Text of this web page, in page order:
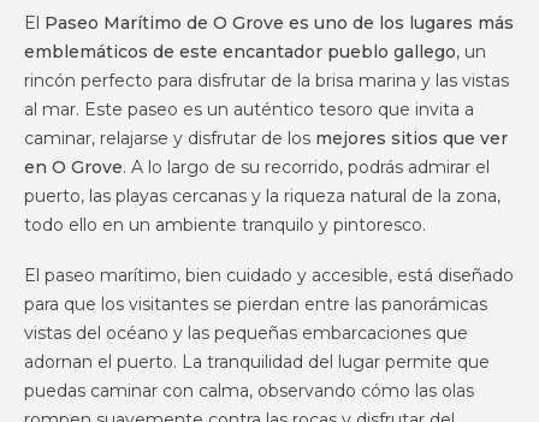
El Paseo Marítimo de O Grove es uno de los lugares más
emblemáticos de este encantador pueblo gallego, un
rincón perfecto para disfrutar de la brisa marina y las vistas
al mar. Este paseo es un auténtico tesoro que invita a
caminar, relajarse y disfrutar de los mejores sitios que ver
en O Grove. A lo largo de su recorrido, podrás admirar el
puerto, las playas cercanas y la riqueza natural de la zona,
todo ello en un ambiente tranquilo y pintoresco.
El paseo marítimo, bien cuidado y accesible, está diseñado
para que los visitantes se pierdan entre las panorámicas
vistas del océano y las pequeñas embarcaciones que
adornan el puerto. La tranquilidad del lugar permite que
puedas caminar con calma, observando cómo las olas